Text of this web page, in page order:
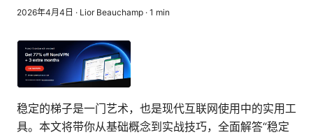
2026年4月4日 · Lior Beauchamp · 1 min
稳定的梯子是一门艺术，也是现代互联网使用中的实用工
具。本文将带你从基础概念到实战技巧，全面解答“稳定